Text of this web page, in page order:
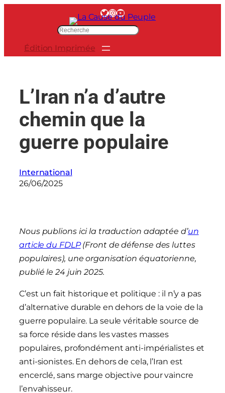
Twitter InstagramYouTube
e
Édition Imprimée
L’Iran n’a d’autre
chemin que la
guerre populaire
International
26/06/2025
Nous publions ici la traduction adaptée d’un
article du FDLP(Front de défense des luttes
populaires), une organisation équatorienne,
publié le 24 juin 2025.
C’est un fait historique et politique : il n’y a pas
d’alternative durable en dehors de la voie de la
guerre populaire. La seule véritable source de
sa force réside dans les vastes masses
populaires, profondément anti-impérialistes et
anti-sionistes. En dehors de cela, l’Iran est
encerclé, sans marge objective pour vaincre
l’envahisseur.